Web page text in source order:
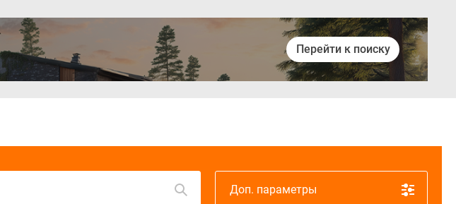
Перейти к поиску
Доп. параметры